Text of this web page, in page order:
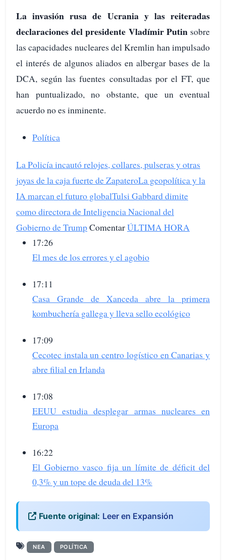
La invasión rusa de Ucrania y las reiteradas
declaraciones del presidente Vladímir Putinsobre
las capacidades nucleares del Kremlin han impulsado
el interés de algunos aliados en albergar bases de la
DCA, según las fuentes consultadas por el FT, que
han puntualizado, no obstante, que un eventual
acuerdo no es inminente.
Política
La Policía incautó relojes, collares, pulseras y otras
joyas de la caja fuerte de ZapateroLa geopolítica y la
IA marcan el futuro globalTulsi Gabbard dimite
como directora de Inteligencia Nacional del
Gobierno de TrumpComentarÚLTIMA HORA
17:26
El mes de los errores y el agobio
17:11
Casa Grande de Xanceda abre la primera
kombuchería gallega y lleva sello ecológico
17:09
Cecotec instala un centro logístico en Canarias y
abre filial en Irlanda
17:08
EEUU estudia desplegar armas nucleares en
Europa
16:22
El Gobierno vasco fija un límite de déficit del
0,3% y un tope de deuda del 13%
Fuente original: Leer en Expansión
NEA POLÍTICA